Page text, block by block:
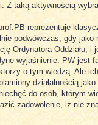
Z taką aktywnością
reprezentuje
podwówczas, gdy jako
Ordynatora Oddziału,
wyjaśnienie. PW jest
o tym wiedzą. Ale
działalnością
do osób, którym
zadowolenie, iż nie